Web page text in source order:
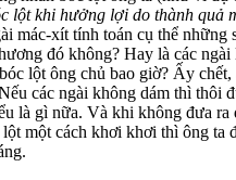
lột khi hưởng lợi do thành quả
mác-xít tính toán cụ thể
đó không? Hay là các
lột ông chủ bao giờ? Ấy
các ngài không dám thì thôi
là gì nữa. Và khi không đưa
lột một cách khơi khơi thì ông ta